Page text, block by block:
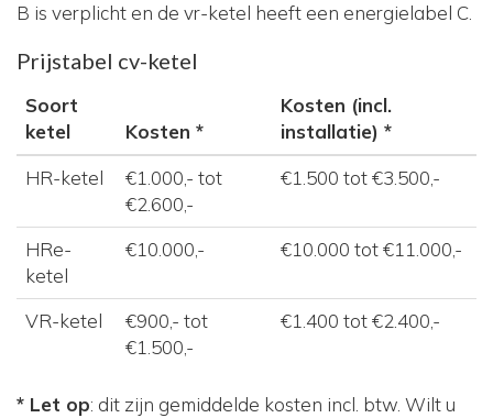
B is verplicht en de vr-ketel heeft een energielabel C.
Prijstabel cv-ketel
Soort
ketel
Kosten *
Kosten (incl.
installatie) *
HR-ketel
€1.000,- tot
€2.600,-
€1.500 tot €3.500,-
HRe-
ketel
€10.000,- €10.000 tot €11.000,-
VR-ketel
€900,- tot
€1.500,-
€1.400 tot €2.400,-
* Let op: dit zijn gemiddelde kosten incl. btw. Wilt u